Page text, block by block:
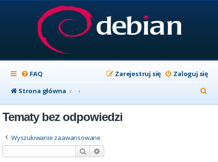
FAQ Zaloguj się
Zarejestruj się
Strona główna
z
Tematy bez odpowiedzi
Wyszukiwanie zaawansowane
Szukaj